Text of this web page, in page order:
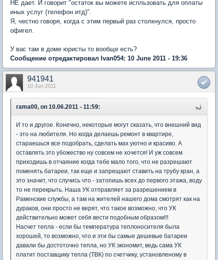
НЕ дает. И говорит "остаток вы можете испльзовать для оплаты
иных услуг (телефон итд)".
Я, честно говоря, когда с этим первый раз столкнулся, просто
офигел.
У вас там в доме юристы то вообще есть?
Сообщение отредактировал Ivan054: 10 June 2011 - 19:36
941941
10 Jun 2011
rama00, on 10.06.2011 - 11:59:
И то и другое. Конечно, некоторые могут сказать, что внешний вид
- это на любителя. Но когда делаешь ремонт в квартире,
стараешься все подобрать, сделать мах уютно и красиво. А
оставлять это убожество ну совсем не хочется! И уж совсем
приходишь в отчаяние когда тебе мало того, что не разрешают
поменять батареи, так еще и запрещают ставить на трубу кран, а
это значит, что случись что - затопишь всех до первого этажа, воду
то не перекрыть. Наша УК отправляет за разрешением в
Раменские службы, а там на жителей нашего дома смотрят как на
дураков, они просто не верят, что такое возможно, что УК
действительно может себя вести подобным образом!!!
Насчет тепла - если бы температура теплоносителя была
хорошей, то возможно, что и эти бы самые дешевые батареи
давали бы достоточно тепла, но УК экономит, ведь сама УК
платит поставщику тепла (ТВК) по счетчику, установленому в